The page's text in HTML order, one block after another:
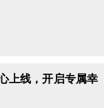
上线，开启专属幸